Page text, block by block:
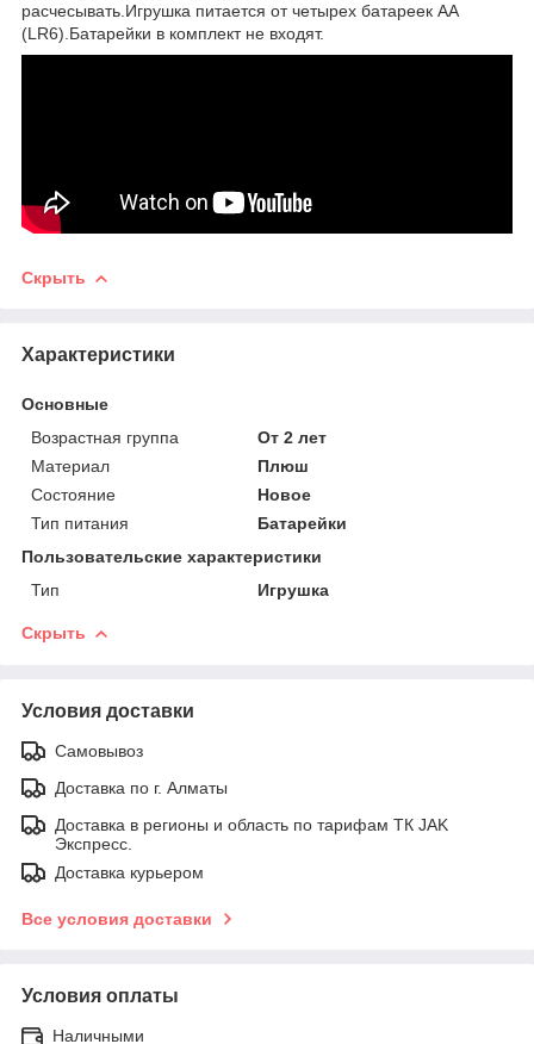
расчесывать.Игрушка питается от четырех батареек AA
(LR6).Батарейки в комплект не входят.
Скрыть
Характеристики
Основные
Возрастная группа
От 2 лет
Материал
Плюш
Состояние
Новое
Тип питания
Батарейки
Пользовательские характеристики
Тип
Игрушка
Скрыть
Условия доставки
Самовывоз
Доставка по г. Алматы
Доставка в регионы и область по тарифам ТК JAK
Экспресс.
Доставка курьером
Все условия доставки
Условия оплаты
Наличными